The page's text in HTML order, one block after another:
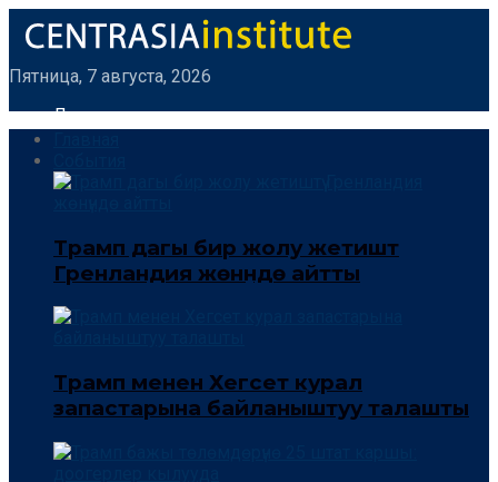
Пятница, 7 августа, 2026
Логин
Трамп дагы бир жолу жетиштүү
Гренландия жөнүндө айтты
Трамп менен Хегсет курал
запастарына байланыштуу талашты